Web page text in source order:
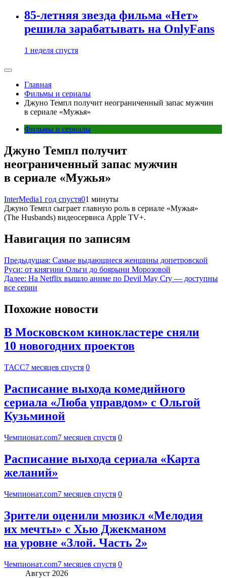
85-летняя звезда фильма «Нет»
решила зарабатывать на OnlyFans
1 неделя спустя
Главная
Фильмы и сериалы
Джуно Темпл получит неограниченный запас мужчин
в сериале «Мужья»
Фильмы и сериалы
Джуно Темпл получит
неограниченный запас мужчин
в сериале «Мужья»
InterMedia1 год спустя01 минуты
Джуно Темпл сыграет главную роль в сериале «Мужья»
(The Husbands) видеосервиса Apple TV+.
Навигация по записям
Предыдущая: Самые выдающиеся женщины допетровской
Руси: от княгини Ольги до боярыни Морозовой
Далее: На Netflix вышло аниме по Devil May Cry — доступны
все серии
Похожие новости
В Московском кинокластере сняли
10 новогодних проектов
ТАСС7 месяцев спустя 0
Расписание выхода комедийного
сериала «Люба управдом» с Ольгой
Кузьминой
Чемпионат.com7 месяцев спустя 0
Расписание выхода сериала «Карта
желаний»
Чемпионат.com7 месяцев спустя 0
Зрители оценили мюзикл «Мелодия
их мечты» с Хью Джекманом
на уровне «Злой. Часть 2»
Чемпионат.com7 месяцев спустя 0
Август 2026